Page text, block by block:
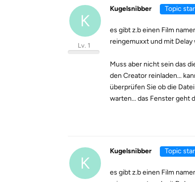
K
Kugelsnibber
Lv. 1
Topic
es gibt z.b einen Film
reingemuxxt und mit
Muss aber nicht sein das
den Creator reinladen...
überprüfen Sie ob die
warten... das Fenster geht
K
Kugelsnibber Topic
es gibt z.b einen Film